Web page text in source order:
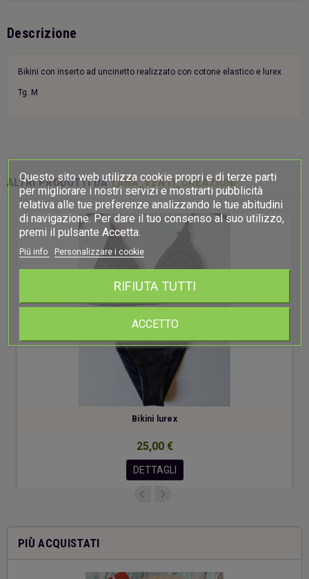
PIÙ ACQUISTATI
Descrizione
Bikini con inserto ad uncinetto realizzato con cotone elastico e lurex
Tg. M
ALTRI PRODOTTI DA LANA_VENTI_CREAZIONI
Bikini lurex
25,00 €
DETTAGLI
Questo sito web utilizza cookie propri e di terze parti
per migliorare i nostri servizi e mostrarti pubblicità
relativa alle tue preferenze analizzando le tue abitudini
di navigazione. Per dare il tuo consenso al suo utilizzo,
premi il pulsante Accetta.
Piú info Personalizzare i cookie
RIFIUTA TUTTI
ACCETTO